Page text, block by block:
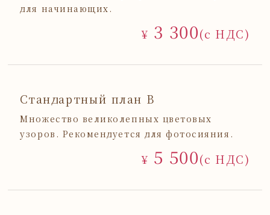
для начинающих.
¥ 3 300(с НДС)
Стандартный план B
Множество великолепных цветовых
узоров. Рекомендуется для фотосияния.
¥ 5 500(с НДС)